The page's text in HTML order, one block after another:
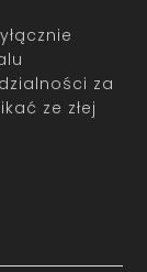
za
ze złej